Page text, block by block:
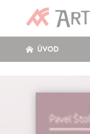
ÚVOD